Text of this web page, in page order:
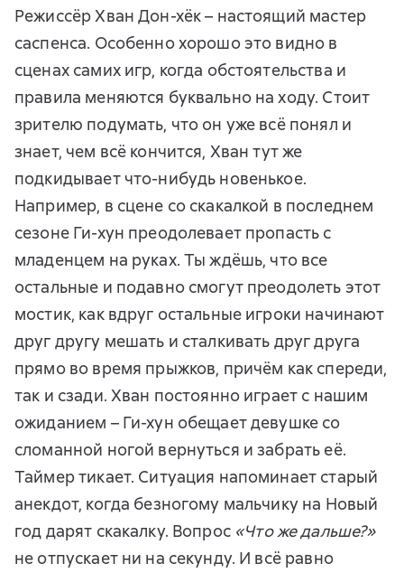
Режиссёр Хван Дон-хёк – настоящий мастер
саспенса. Особенно хорошо это видно в
сценах самих игр, когда обстоятельства и
правила меняются буквально на ходу. Стоит
зрителю подумать, что он уже всё понял и
знает, чем всё кончится, Хван тут же
подкидывает что-нибудь новенькое.
Например, в сцене со скакалкой в последнем
сезоне Ги-хун преодолевает пропасть с
младенцем на руках. Ты ждёшь, что все
остальные и подавно смогут преодолеть этот
мостик, как вдруг остальные игроки начинают
друг другу мешать и сталкивать друг друга
прямо во время прыжков, причём как спереди,
так и сзади. Хван постоянно играет с нашим
ожиданием – Ги-хун обещает девушке со
сломанной ногой вернуться и забрать её.
Таймер тикает. Ситуация напоминает старый
анекдот, когда безногому мальчику на Новый
год дарят скакалку. Вопрос «Что же дальше?»
не отпускает ни на секунду. И всё равно